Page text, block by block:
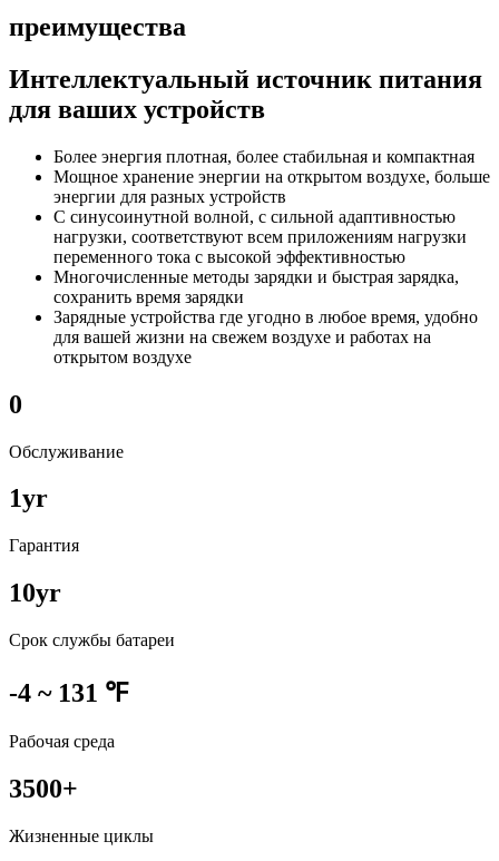
преимущества
Интеллектуальный источник питания
для ваших устройств
Более энергия плотная, более стабильная и компактная
Мощное хранение энергии на открытом воздухе, больше
энергии для разных устройств
С синусоинутной волной, с сильной адаптивностью
нагрузки, соответствуют всем приложениям нагрузки
переменного тока с высокой эффективностью
Многочисленные методы зарядки и быстрая зарядка,
сохранить время зарядки
Зарядные устройства где угодно в любое время, удобно
для вашей жизни на свежем воздухе и работах на
открытом воздухе
0
Обслуживание
1yr
Гарантия
10yr
Срок службы батареи
-4 ~ 131 ℉
Рабочая среда
3500+
Жизненные циклы